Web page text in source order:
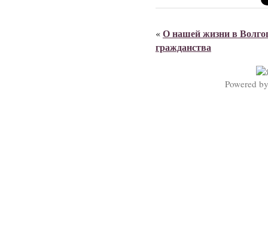
«О нашей жизни в
гражданства
Powered